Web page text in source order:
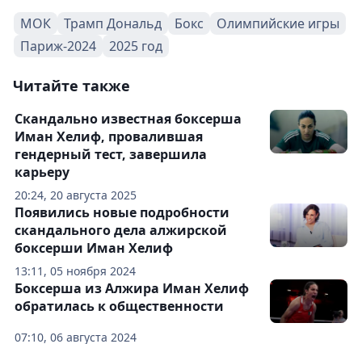
МОК Трамп Дональд Бокс
Олимпийские игры
Париж-2024
2025 год
Читайте также
20:24, 20 августа 2025
Скандально известная боксерша
Иман Хелиф, провалившая
гендерный тест, завершила
карьеру
13:11, 05 ноября 2024
Появились новые подробности
скандального дела алжирской
боксерши Иман Хелиф
07:10, 06 августа 2024
Боксерша из Алжира Иман Хелиф
обратилась к общественности